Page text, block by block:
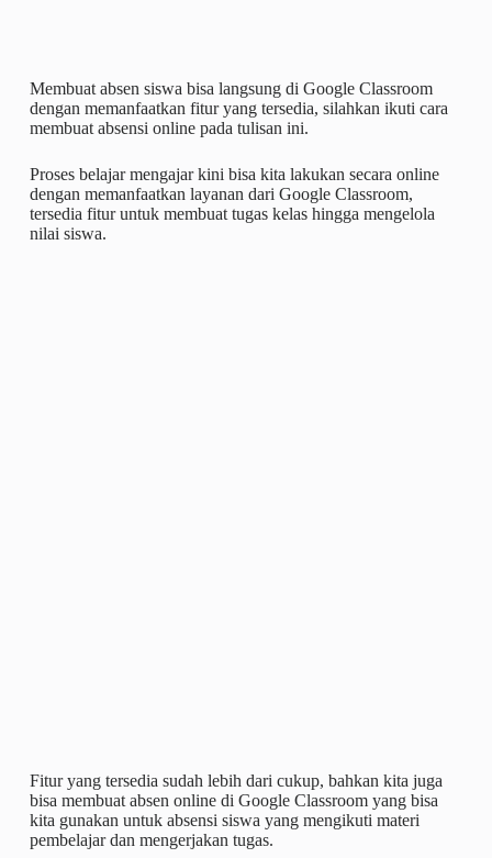
Membuat absen siswa bisa langsung di Google Classroom
dengan memanfaatkan fitur yang tersedia, silahkan ikuti cara
membuat absensi online pada tulisan ini.
Proses belajar mengajar kini bisa kita lakukan secara online
dengan memanfaatkan layanan dari Google Classroom,
tersedia fitur untuk membuat tugas kelas hingga mengelola
nilai siswa.
Fitur yang tersedia sudah lebih dari cukup, bahkan kita juga
bisa membuat absen online di Google Classroom yang bisa
kita gunakan untuk absensi siswa yang mengikuti materi
pembelajar dan mengerjakan tugas.